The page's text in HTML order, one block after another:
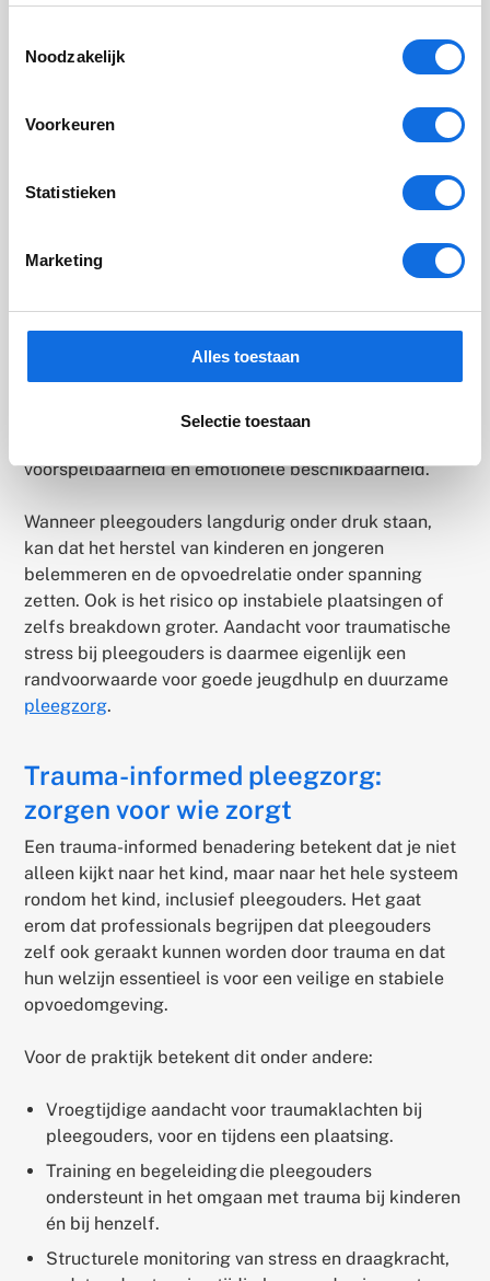
Noodzakelijk
Voorkeuren
Statistieken
Marketing
Alles toestaan
Selectie toestaan
Deze cijfers maken duidelijk: pleegzorg raakt niet
alleen kinderen, maar ook de volwassenen die voor
hen zorgen.
Blijf op de hoogte met persoonlijke alerts over dit
Wat betekent dit voor kinderen en
jongeren?
Het welzijn van pleegouders en dat van kinderen en
jongeren zijn onlosmakelijk met elkaar verbonden.
Onderzoek laat zien dat hoge stress of
traumaklachten bij opvoeders kunnen leiden tot
Kinderen die zelf een complexe traumageschiedenis
voorspelbaarheid en emotionele beschikbaarheid.
Wanneer pleegouders langdurig onder druk staan,
kan dat het herstel van kinderen en jongeren
belemmeren en de opvoedrelatie onder spanning
zetten. Ook is het risico op instabiele plaatsingen of
zelfs breakdown groter. Aandacht voor traumatische
stress bij pleegouders is daarmee eigenlijk een
randvoorwaarde voor goede jeugdhulp en duurzame
pleegzorg.
Trauma-informed pleegzorg:
zorgen voor wie zorgt
Een trauma-informed benadering betekent dat je niet
alleen kijkt naar het kind, maar naar het hele systeem
rondom het kind, inclusief pleegouders. Het gaat
erom dat professionals begrijpen dat pleegouders
zelf ook geraakt kunnen worden door trauma en dat
hun welzijn essentieel is voor een veilige en stabiele
opvoedomgeving.
Voor de praktijk betekent dit onder andere:
Vroegtijdige aandacht voor traumaklachten bij
pleegouders, voor en tijdens een plaatsing.
Training en begeleiding die pleegouders
ondersteunt in het omgaan met trauma bij kinderen
én bij henzelf.
Structurele monitoring van stress en draagkracht,